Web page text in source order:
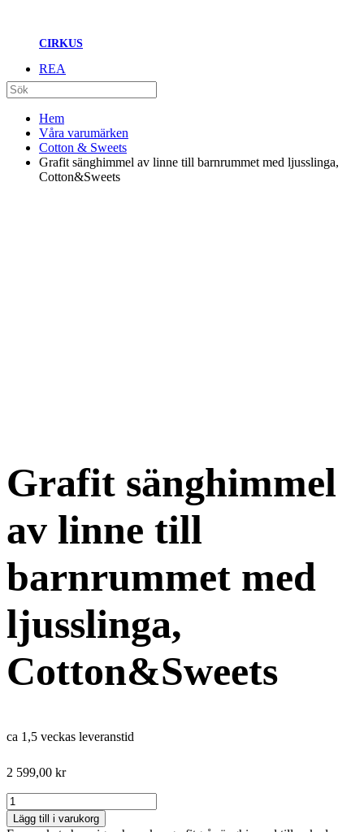
CIRKUS
REA
Hem
Våra varumärken
Cotton & Sweets
Grafit sänghimmel av linne till barnrummet med ljusslinga,
Cotton&Sweets
Grafit sänghimmel
av linne till
barnrummet med
ljusslinga,
Cotton&Sweets
ca 1,5 veckas leveranstid
2 599,00 kr
Grafit
sänghimmel
av
Lägg till i varukorg